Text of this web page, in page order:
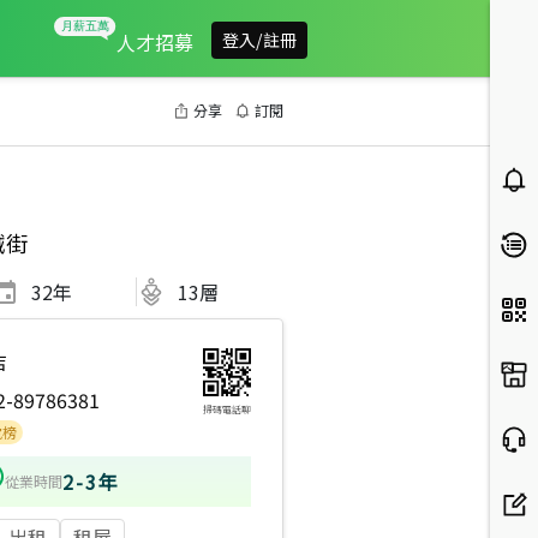
人才招募 登入/註冊
分享 訂閱
街
32年 13層
89786381
掃碼電話聊
從業時間2-3年